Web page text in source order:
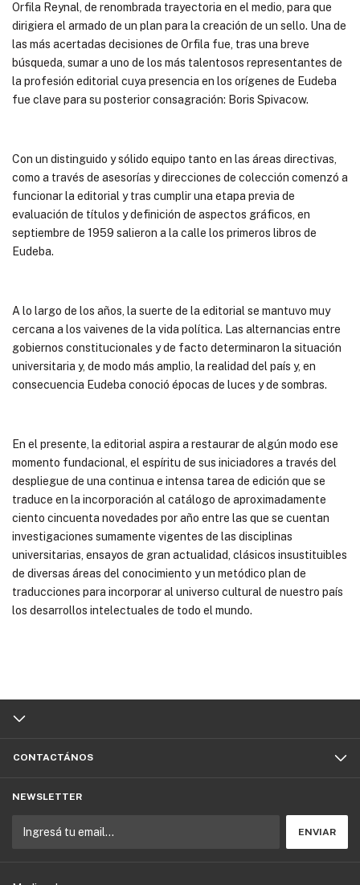
Orfila Reynal, de renombrada trayectoria en el medio, para que
dirigiera el armado de un plan para la creación de un sello. Una de
las más acertadas decisiones de Orfila fue, tras una breve
búsqueda, sumar a uno de los más talentosos representantes de
la profesión editorial cuya presencia en los orígenes de Eudeba
fue clave para su posterior consagración: Boris Spivacow.
Con un distinguido y sólido equipo tanto en las áreas directivas,
como a través de asesorías y direcciones de colección comenzó a
funcionar la editorial y tras cumplir una etapa previa de
evaluación de títulos y definición de aspectos gráficos, en
septiembre de 1959 salieron a la calle los primeros libros de
Eudeba.
A lo largo de los años, la suerte de la editorial se mantuvo muy
cercana a los vaivenes de la vida política. Las alternancias entre
gobiernos constitucionales y de facto determinaron la situación
universitaria y, de modo más amplio, la realidad del país y, en
consecuencia Eudeba conoció épocas de luces y de sombras.
En el presente, la editorial aspira a restaurar de algún modo ese
momento fundacional, el espíritu de sus iniciadores a través del
despliegue de una continua e intensa tarea de edición que se
traduce en la incorporación al catálogo de aproximadamente
ciento cincuenta novedades por año entre las que se cuentan
investigaciones sumamente vigentes de las disciplinas
universitarias, ensayos de gran actualidad, clásicos insustituibles
de diversas áreas del conocimiento y un metódico plan de
traducciones para incorporar al universo cultural de nuestro país
los desarrollos intelectuales de todo el mundo.
CONTACTÁNOS
NEWSLETTER